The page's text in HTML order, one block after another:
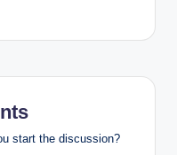
start the discussion?